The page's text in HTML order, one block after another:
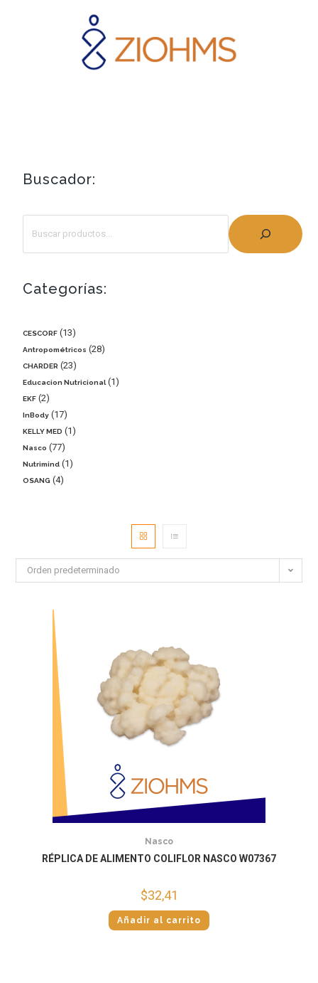
Buscador:
Categorías:
CESCORF 13
Antropométricos 28
CHARDER 23
Educacion Nutricional 1
EKF 2
InBody 17
KELLY MED 1
Nasco 77
Nutrimind 1
OSANG 4
Orden predeterminado
Nasco
RÉPLICA DE ALIMENTO COLIFLOR NASCO W07367
$32,41
Añadir al carrito